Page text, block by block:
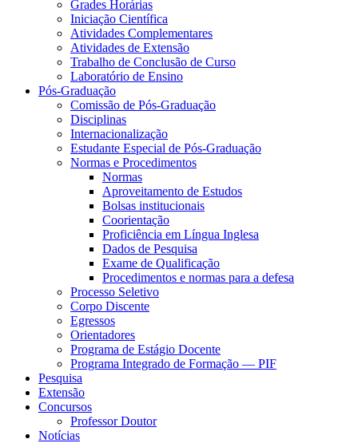
Grades Horárias
Iniciação Científica
Atividades Complementares
Atividades de Extensão
Trabalho de Conclusão de Curso
Laboratório de Ensino
Pós-Graduação
Comissão de Pós-Graduação
Disciplinas
Internacionalização
Estudante Especial de Pós-Graduação
Normas e Procedimentos
Normas
Aproveitamento de Estudos
Bolsas institucionais
Coorientação
Proficiência em Língua Inglesa
Dados de Pesquisa
Exame de Qualificação
Procedimentos e normas para a defesa
Processo Seletivo
Corpo Discente
Egressos
Orientadores
Programa de Estágio Docente
Programa Integrado de Formação — PIF
Pesquisa
Extensão
Concursos
Professor Doutor
Notícias